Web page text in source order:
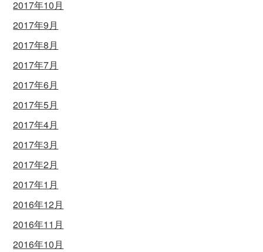
2017年10月
2017年9月
2017年8月
2017年7月
2017年6月
2017年5月
2017年4月
2017年3月
2017年2月
2017年1月
2016年12月
2016年11月
2016年10月